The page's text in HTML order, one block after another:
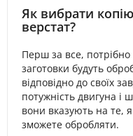
Як вибрати
верстат?
Перш за все, потрібно
заготовки будуть
відповідно до своїх
потужність двигуна і
вони вказують на те,
зможете обробляти.